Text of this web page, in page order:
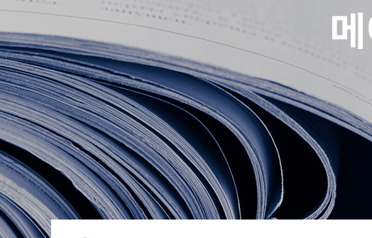
위시이펙트 블루버튼 캠페인